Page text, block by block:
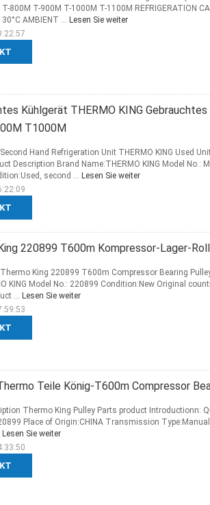
800M T-900M T-1000M T-1100M REFRIGERATION
AMBIENT ... Lesen Sie weiter
Kühlgerät THERMO KING
T1000M
Hand Refrigeration Unit THERMO KING Used
Description Brand Name:THERMO KING Model No.:
second ... Lesen Sie weiter
220899 T600m Kompressor-Lager-
King 220899 T600m Compressor Bearing
KING Model No.: 220899 Condition:New Original
... Lesen Sie weiter
Teile König-T600m Compressor
Thermo King Pulley Parts product Introductionn:
Place of Origin:CHINA Transmission
Lesen Sie weiter